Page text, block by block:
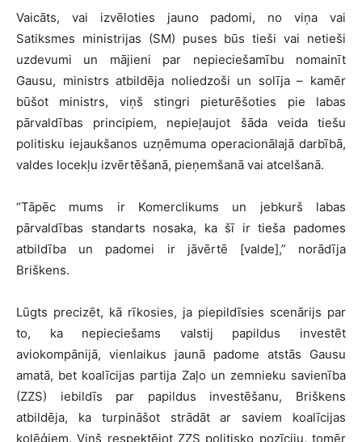
Vaicāts, vai izvēloties jauno padomi, no viņa vai
Satiksmes ministrijas (SM) puses būs tieši vai netieši
uzdevumi un mājieni par nepieciešamību nomainīt
Gausu, ministrs atbildēja noliedzoši un solīja – kamēr
būšot ministrs, viņš stingri pieturēšoties pie labas
pārvaldības principiem, nepieļaujot šāda veida tiešu
politisku iejaukšanos uzņēmuma operacionālajā darbībā,
valdes locekļu izvērtēšanā, pieņemšanā vai atcelšanā.
“Tāpēc mums ir Komerclikums un jebkurš labas
pārvaldības standarts nosaka, ka šī ir tieša padomes
atbildība un padomei ir jāvērtē [valde],” norādīja
Briškens.
Lūgts precizēt, kā rīkosies, ja piepildīsies scenārijs par
to, ka nepieciešams valstij papildus investēt
aviokompānijā, vienlaikus jaunā padome atstās Gausu
amatā, bet koalīcijas partija Zaļo un zemnieku savienība
(ZZS) iebildīs par papildus investēšanu, Briškens
atbildēja, ka turpināšot strādāt ar saviem koalīcijas
kolēģiem. Viņš respektējot ZZS politisko pozīciju, tomēr